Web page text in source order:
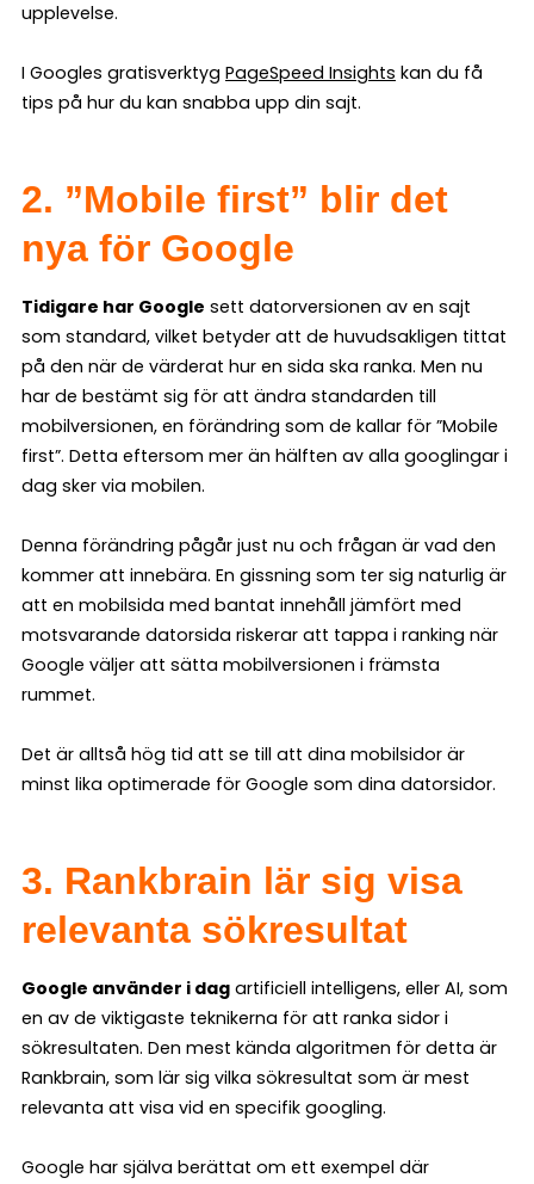
upplevelse.
I Googles gratisverktyg PageSpeed Insights kan du få
tips på hur du kan snabba upp din sajt.
2. ”Mobile first” blir det
nya för Google
Tidigare har Google sett datorversionen av en sajt
som standard, vilket betyder att de huvudsakligen tittat
på den när de värderat hur en sida ska ranka. Men nu
har de bestämt sig för att ändra standarden till
mobilversionen, en förändring som de kallar för ”Mobile
first”. Detta eftersom mer än hälften av alla googlingar i
dag sker via mobilen.
Denna förändring pågår just nu och frågan är vad den
kommer att innebära. En gissning som ter sig naturlig är
att en mobilsida med bantat innehåll jämfört med
motsvarande datorsida riskerar att tappa i ranking när
Google väljer att sätta mobilversionen i främsta
rummet.
Det är alltså hög tid att se till att dina mobilsidor är
minst lika optimerade för Google som dina datorsidor.
3. Rankbrain lär sig visa
relevanta sökresultat
Google använder i dag artificiell intelligens, eller AI, som
en av de viktigaste teknikerna för att ranka sidor i
sökresultaten. Den mest kända algoritmen för detta är
Rankbrain, som lär sig vilka sökresultat som är mest
relevanta att visa vid en specifik googling.
Google har själva berättat om ett exempel där